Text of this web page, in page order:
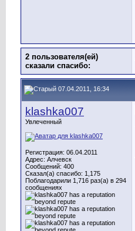
2 пользователя(ей)
сказали cпасибо:
07.04.2011, 16:34
klashka007
Увлеченный
Регистрация: 06.04.2011
Адрес: Алчевск
Сообщений: 400
Сказал(а) спасибо: 1,175
Поблагодарили 1,716 раз(а) в 294
сообщениях